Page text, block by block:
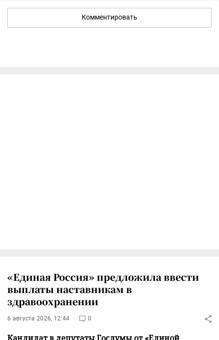
Комментировать
«Единая Россия» предложила ввести
выплаты наставникам в
здравоохранении
6 августа 2026, 12:44 0